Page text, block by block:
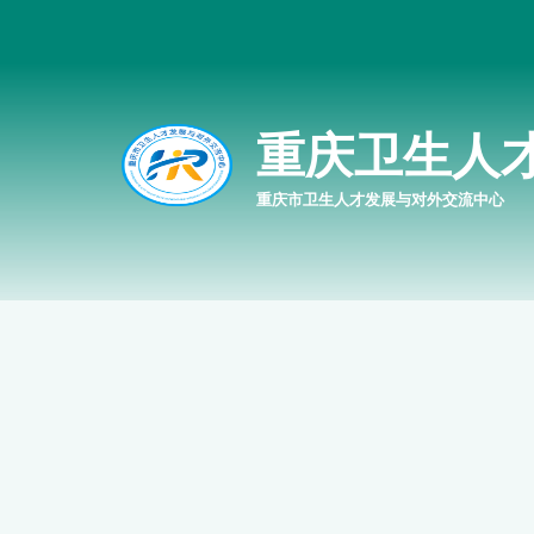
重庆卫生人
重庆市卫生人才发展与对外交流中心